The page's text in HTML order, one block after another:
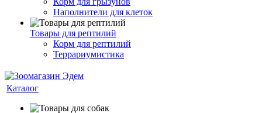
Наполнители для клеток
Товары для рептилий
Корм для рептилий
Террариумистика
Каталог